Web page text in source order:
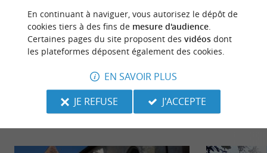
LIRE TOUS LES AVIS
ECRIRE UN AVIS
© Google 2026
BALADES
En continuant à naviguer, vous autorisez le dépôt de
cookies tiers à des fins de mesure d'audience.
Certaines pages du site proposent des vidéosdont
les plateformes déposent également des cookies.
EN SAVOIR PLUS
JE REFUSE
J'ACCEPTE